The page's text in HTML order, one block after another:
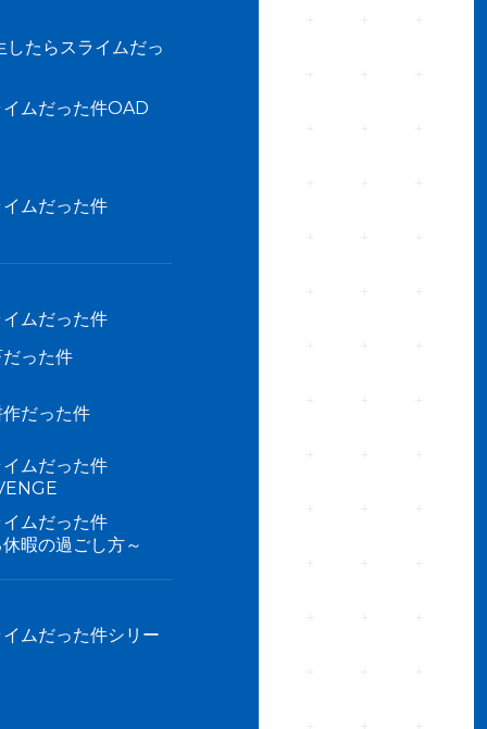
したらスライムだっ
ムだった件OAD
ムだった件
ムだった件
った件
だった件
ムだった件
ムだった件
暇の過ごし方～
ムだった件シリー